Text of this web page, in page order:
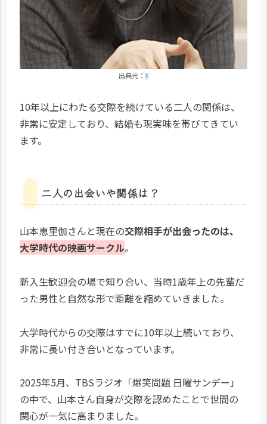
出典元： X
10年以上にわたる交際を続けている二人の関係は、
非常に安定しており、結婚も現実味を帯びてきてい
ます。
二人の出会いや関係は？
山本恵里伽さんと現在の交際相手が出会ったのは、
大学時代の映画サークル。
新入生歓迎会の場で知り合い、当時1歳年上の先輩だ
った男性と自然な形で距離を縮めていきました。
大学時代からの交際はすでに10年以上続いており、
非常に長い付き合いとなっています。
2025年5月、TBSラジオ「爆笑問題 日曜サンデー」
の中で、山本さん自身が交際を認めたことで世間の
関心が一気に高まりました。